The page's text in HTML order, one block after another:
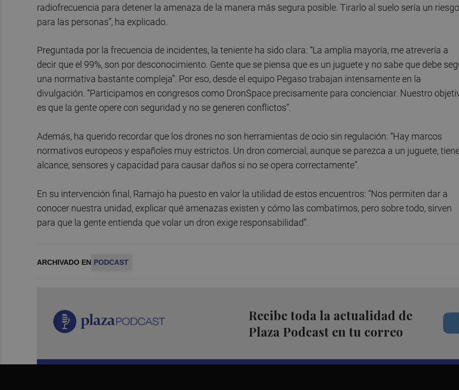
radiofrecuencia para detener la amenaza de la manera más segura posible. Tirarlo al suelo sería un riesgo
para las personas”, ha explicado.
Preguntada por la frecuencia de incidentes, la teniente ha sido clara: “La amplia mayoría, me atrevería a
decir que el 99%, son por desconocimiento. Gente que se piensa que es un juguete y no sabe que debe
una normativa bastante compleja”. Por eso, desde el equipo Pegaso trabajan intensamente en la
divulgación. “Participamos en congresos como DronSpace precisamente para concienciar. Nuestro
es que la gente opere con seguridad y no se generen conflictos”.
Además, ha querido recordar que los drones no son herramientas de ocio sin regulación: “Hay marcos
normativos europeos y españoles muy estrictos. Un dron comercial, aunque se parezca a un juguete,
alcance, sensores y capacidad para causar daños si no se opera correctamente”.
En su intervención final, Ramajo ha puesto en valor la utilidad de estos encuentros: “Nos permiten dar a
conocer nuestra unidad, explicar qué amenazas existen y cómo las combatimos, pero sobre todo, sirven
para que la gente entienda que volar un dron exige responsabilidad”.
ARCHIVADO EN PODCAST
Recibe toda la actualidad de
Plaza Podcast en tu correo